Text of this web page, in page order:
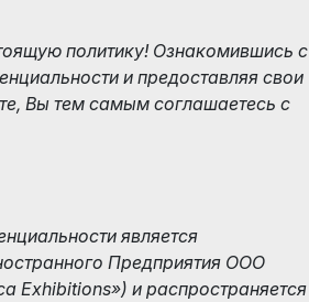
политику! Ознакомившись с
и предоставляя свои
Вы тем самым соглашаетесь с
является
Предприятия ООО
Exhibitions») и распространяется